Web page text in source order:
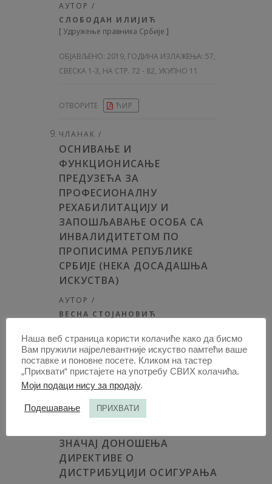
АУТОР /
СЛОБОДАН ИЛИЈИЋ
[ Удружење правника Србије ]
ОБЈАВЉЕНО: 2019, ГОДИНА ИЗЛАЖЕЊА: 57,
СВЕСКА 1-3, НА СТР. 72 - 82, УКУПНО 11
ОТВОРИТЕ ЋИР
ЧЛАНАК /
ОСНИВАЊЕ И
ФУНКЦИОНИСАЊЕ
ПРЕДУЗЕЋА ЗА
ПРОФЕСИОНАЛНУ
РЕХАБИЛИТАЦИЈУ И
ЗАПОШЉАВАЊЕ ОСОБА СА
ИНВАЛИДИТЕТОМ ПО
ПРОПИСИМА РЕПУБЛИКЕ
СРБИЈЕ (НЕКА ДОСАДАШЊА
ИСКУСТВА)
АУТОР /
ВЕСНА СТОЈАНОВИЋ
ОБЈАВЉЕНО:2019, ГОДИНА ИЗЛАЖЕЊА: 57,
СВЕСКА 1-3, НА СТР. 83 - 96, УКУПНО 14
ОТВОРИТЕ ЋИР
ЗНАЧАЈ ДОНОШЕЊА
ДИРЕКТИВЕ О
ДИСТРИБУЦИЈИ ОСИГУРАЊА
Наша веб страница користи колачиће како да бисмо
Вам пружили најрелевантније искуство памтећи ваше
поставке и поновне посете. Кликом на тастер
„Прихвати“ пристајете на употребу СВИХ колачића.
Моји подаци нису за продају.
Подешавање ПРИХВАТИ